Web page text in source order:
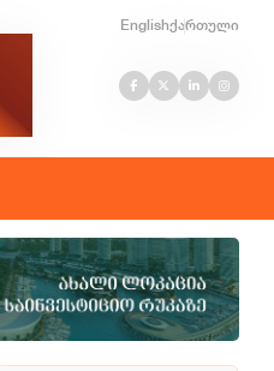
Englishქართული